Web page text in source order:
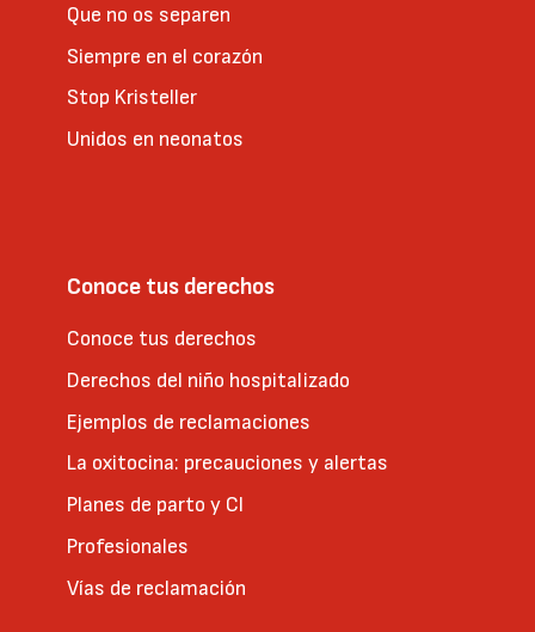
Que no os separen
Siempre en el corazón
Stop Kristeller
Unidos en neonatos
Conoce tus derechos
Conoce tus derechos
Derechos del niño hospitalizado
Ejemplos de reclamaciones
La oxitocina: precauciones y alertas
Planes de parto y CI
Profesionales
Vías de reclamación